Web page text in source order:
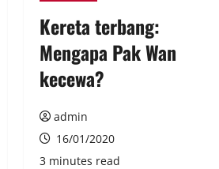
Kereta terbang:
Mengapa Pak Wan
kecewa?
admin
16/01/2020
3 minutes read